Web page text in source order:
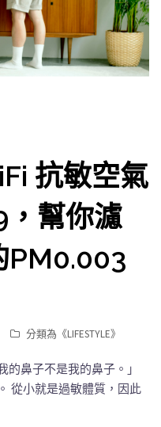
抗敏空氣
幫你濾
PM0.003
分類為《LIFESTYLE》
的鼻子不是我的鼻子。」
從小就是過敏體質，因此